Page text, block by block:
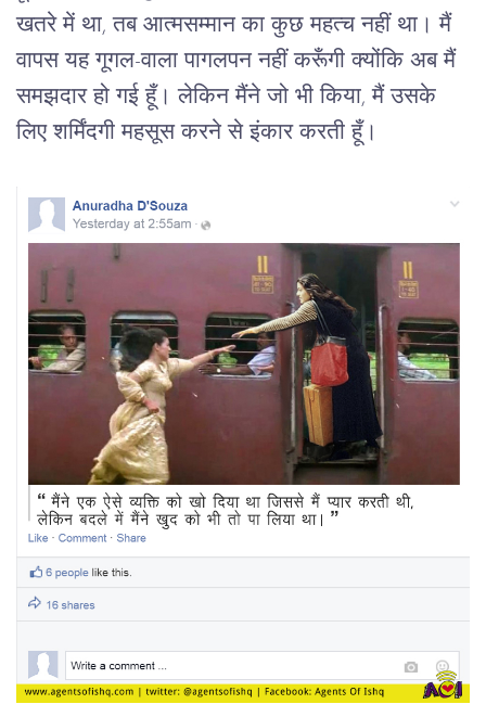
खतरे में था, तब आत्मसम्मान का कुछ महत्च नहीं था। मैं
वापस यह गूगल-वाला पागलपन नहीं करूँगी क्योंकि अब मैं
समझदार हो गई हूँ। लेकिन मैंने जो भी किया, मैं उसके
लिए शर्मिंदगी महसूस करने से इंकार करती हूँ।